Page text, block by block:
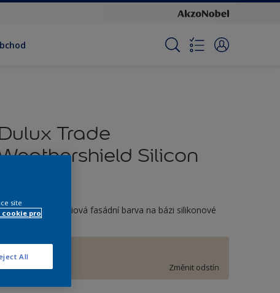
Trade
Silicon
prémiová fasádní barva na bázi silikonové
E7.05.80
Změnit odstín
site
cookie pro
All